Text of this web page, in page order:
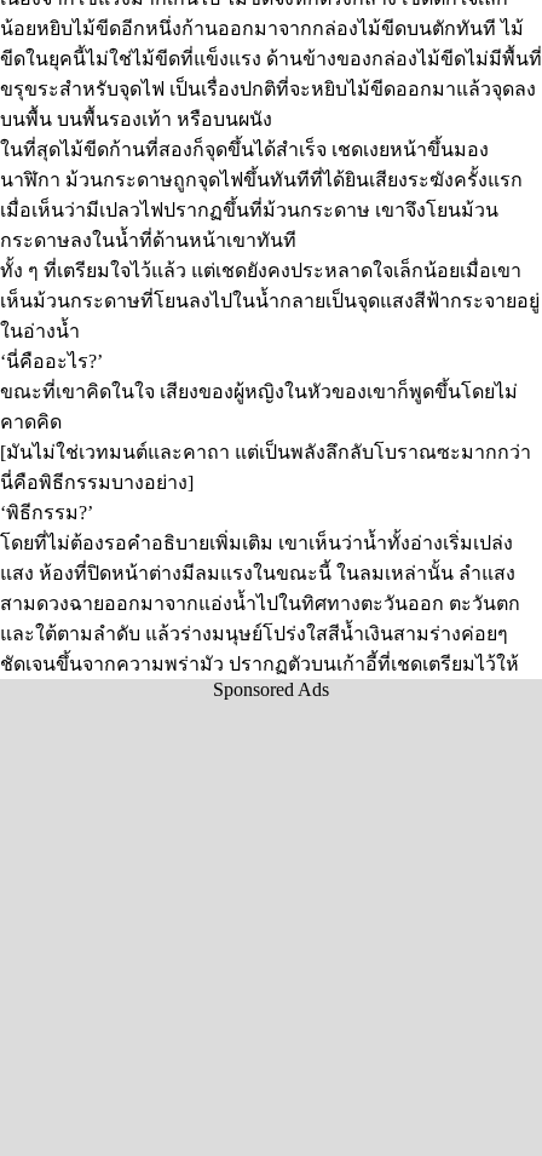
น้อยหยิบไม้ขีดอีกหนึ่งก้านออกมาจากกล่องไม้ขีดบนตักทันที ไม้
ขีดในยุคนี้ไม่ใช่ไม้ขีดที่แข็งแรง ด้านข้างของกล่องไม้ขีดไม่มีพื้นที่
ขรุขระสำหรับจุดไฟ เป็นเรื่องปกติที่จะหยิบไม้ขีดออกมาแล้วจุดลง
บนพื้น บนพื้นรองเท้า หรือบนผนัง
ในที่สุดไม้ขีดก้านที่สองก็จุดขึ้นได้สำเร็จ เชดเงยหน้าขึ้นมอง
นาฬิกา ม้วนกระดาษถูกจุดไฟขึ้นทันทีที่ได้ยินเสียงระฆังครั้งแรก
เมื่อเห็นว่ามีเปลวไฟปรากฏขึ้นที่ม้วนกระดาษ เขาจึงโยนม้วน
กระดาษลงในน้ำที่ด้านหน้าเขาทันที
ทั้ง ๆ ที่เตรียมใจไว้แล้ว แต่เชดยังคงประหลาดใจเล็กน้อยเมื่อเขา
เห็นม้วนกระดาษที่โยนลงไปในน้ำกลายเป็นจุดแสงสีฟ้ากระจายอยู่
ในอ่างน้ำ
‘นี่คืออะไร?’
ขณะที่เขาคิดในใจ เสียงของผู้หญิงในหัวของเขาก็พูดขึ้นโดยไม่
คาดคิด
[มันไม่ใช่เวทมนต์และคาถา แต่เป็นพลังลึกลับโบราณซะมากกว่า
นี่คือพิธีกรรมบางอย่าง]
‘พิธีกรรม?’
โดยที่ไม่ต้องรอคำอธิบายเพิ่มเติม เขาเห็นว่าน้ำทั้งอ่างเริ่มเปล่ง
แสง ห้องที่ปิดหน้าต่างมีลมแรงในขณะนี้ ในลมเหล่านั้น ลำแสง
สามดวงฉายออกมาจากแอ่งน้ำไปในทิศทางตะวันออก ตะวันตก
และใต้ตามลำดับ แล้วร่างมนุษย์โปร่งใสสีน้ำเงินสามร่างค่อยๆ
ชัดเจนขึ้นจากความพร่ามัว ปรากฏตัวบนเก้าอี้ที่เชดเตรียมไว้ให้
Sponsored Ads